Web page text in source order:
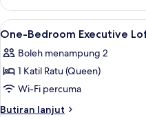
Studio
Lihat
semua
foto
untuk
One-
Bedroom
1
One-Bedroom Executive
Boleh menampung 2
1 Katil Ratu (Queen)
Wi-Fi percuma
Butiran lanjut
Butiran